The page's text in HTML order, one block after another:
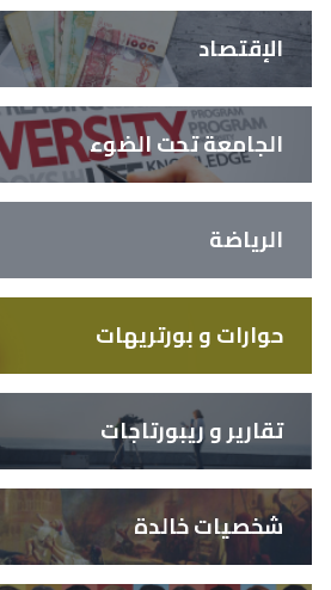
الإقتصاد
الجامعة تحت الضوء
الرياضة
حوارات و بورتريهات
تقارير و ريبورتاجات
شخصيات خالدة